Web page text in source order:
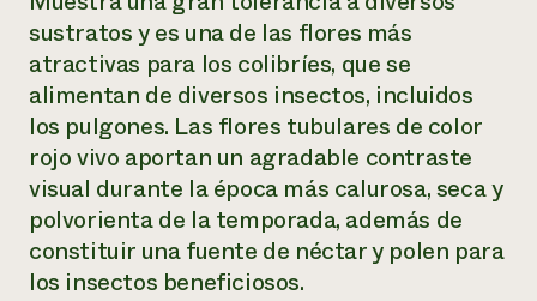
sustratos y es una de las flores más
atractivas para los colibríes, que se
alimentan de diversos insectos, incluidos
los pulgones. Las flores tubulares de color
rojo vivo aportan un agradable contraste
visual durante la época más calurosa, seca y
polvorienta de la temporada, además de
constituir una fuente de néctar y polen para
los insectos beneficiosos.